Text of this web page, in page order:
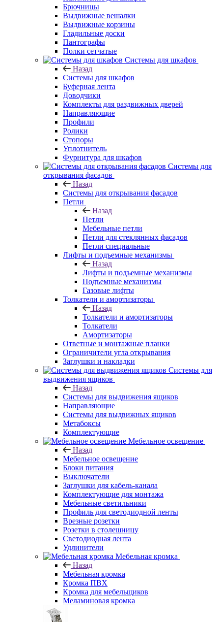
Брючницы
Выдвижные вешалки
Выдвижные корзины
Гладильные доски
Пантографы
Полки сетчатые
Системы для шкафов
Назад
Системы для шкафов
Буферная лента
Доводчики
Комплекты для раздвижных дверей
Направляющие
Профили
Ролики
Стопоры
Уплотнитель
Фурнитура для шкафов
Системы для
открывания фасадов
Назад
Системы для открывания фасадов
Петли
Назад
Петли
Мебельные петли
Петли для стеклянных фасадов
Петли специальные
Лифты и подъемные механизмы
Назад
Лифты и подъемные механизмы
Подъемные механизмы
Газовые лифты
Толкатели и амортизаторы
Назад
Толкатели и амортизаторы
Толкатели
Амортизаторы
Ответные и монтажные планки
Ограничители угла открывания
Заглушки и накладки
Системы для
выдвижения ящиков
Назад
Системы для выдвижения ящиков
Направляющие
Системы для выдвижных ящиков
Метабоксы
Комплектующие
Мебельное освещение
Назад
Мебельное освещение
Блоки питания
Выключатели
Заглушки для кабель-канала
Комплектующие для монтажа
Мебельные светильники
Профиль для светодиодной ленты
Врезные розетки
Розетки в столешницу
Светодиодная лента
Удлинители
Мебельная кромка
Назад
Мебельная кромка
Кромка ПВХ
Кромка для мебельщиков
Меламиновая кромка